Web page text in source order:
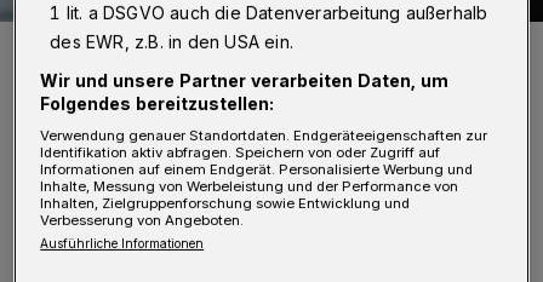
Bei der Forschernacht im März 2025 öffnete die Junior Uni abends
Aktionen, wie zum Beispiel dem Roboter-Fußball.
Foto: Thorsten Cronauge
1 lit. a DSGVO auch die Datenverarbeitung außerhalb
des EWR, z.B. in den USA ein.
Wir und unsere Partner verarbeiten Daten, um
Folgendes bereitzustellen:
Verwendung genauer Standortdaten. Endgeräteeigenschaften zur
Identifikation aktiv abfragen. Speichern von oder Zugriff auf
Informationen auf einem Endgerät. Personalisierte Werbung und
Inhalte, Messung von Werbeleistung und der Performance von
Inhalten, Zielgruppenforschung sowie Entwicklung und
Verbesserung von Angeboten.
Ausführliche Informationen